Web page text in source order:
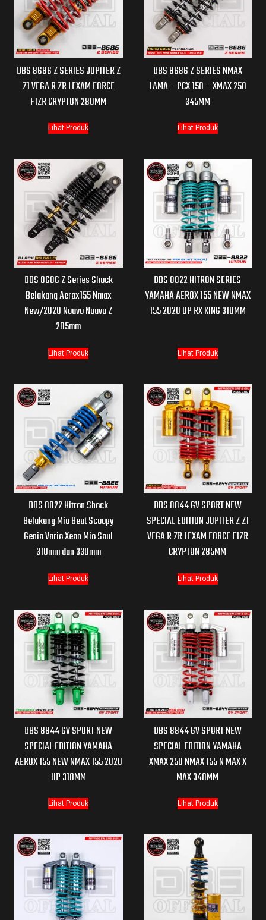
DBS 8686 Z SERIES JUPITER Z
Z1 VEGA R ZR LEXAM FORCE
F1ZR CRYPTON 280MM
Lihat Produk
DBS 8686 Z SERIES NMAX
LAMA – PCX 150 – XMAX 250
345MM
Lihat Produk
DBS 8686 Z Series Shock
Belakang Aerox155 Nmax
New/2020 Nouvo Nouvo Z
285mm
Lihat Produk
DBS 8822 HITRON SERIES
YAMAHA AEROX 155 NEW NMAX
155 2020 UP RX KING 310MM
Lihat Produk
DBS 8822 Hitron Shock
Belakang Mio Beat Scoopy
Genio Vario Xeon Mio Soul
310mm dan 330mm
Lihat Produk
DBS 8844 GV SPORT NEW
SPECIAL EDITION JUPITER Z Z1
VEGA R ZR LEXAM FORCE F1ZR
CRYPTON 285MM
Lihat Produk
DBS 8844 GV SPORT NEW
SPECIAL EDITION YAMAHA
AEROX 155 NEW NMAX 155 2020
UP 310MM
Lihat Produk
DBS 8844 GV SPORT NEW
SPECIAL EDITION YAMAHA
XMAX 250 NMAX 155 N MAX X
MAX 340MM
Lihat Produk